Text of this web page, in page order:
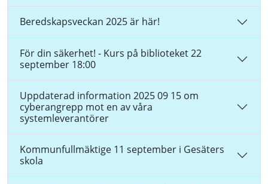
Beredskapsveckan 2025 är här!
För din säkerhet! - Kurs på biblioteket 22
september 18:00
Uppdaterad information 2025 09 15 om
cyberangrepp mot en av våra
systemleverantörer
Kommunfullmäktige 11 september i Gesäters
skola